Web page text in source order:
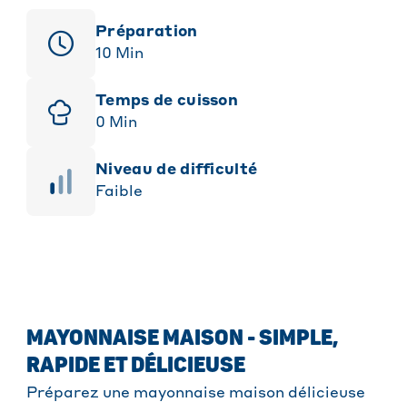
Préparation
10 Min
Temps de cuisson
0 Min
niveau de difficulté
Faible
MAYONNAISE MAISON - SIMPLE,
RAPIDE ET DÉLICIEUSE
Préparez une mayonnaise maison délicieuse